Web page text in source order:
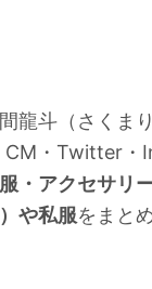
龍斗（さくま
CM・Twitter・
・アクセサリ
や私服をまと